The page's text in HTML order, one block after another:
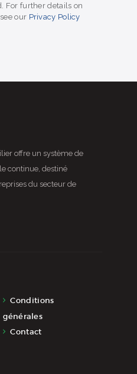
For further details on
our Privacy Policy
offre un système de
continue, destiné
du secteur de
Conditions
générales
Contact